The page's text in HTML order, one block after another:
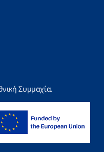
Συμμαχία.